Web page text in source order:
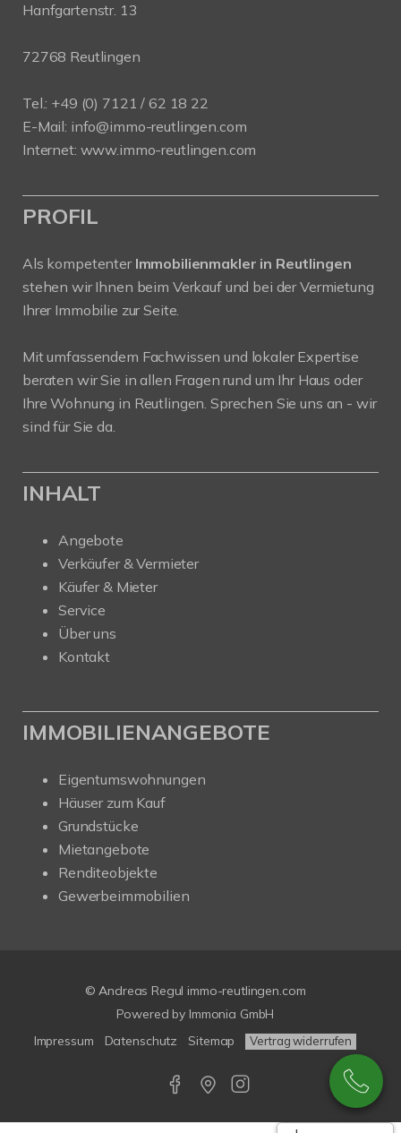
Hanfgartenstr. 13
72768 Reutlingen
Tel.: +49 (0) 7121 / 62 18 22
E-Mail: info@immo-reutlingen.com
Internet: www.immo-reutlingen.com
PROFIL
Als kompetenter Immobilienmakler in Reutlingen
stehen wir Ihnen beim Verkauf und bei der Vermietung
Ihrer Immobilie zur Seite.
Mit umfassendem Fachwissen und lokaler Expertise
beraten wir Sie in allen Fragen rund um Ihr Haus oder
Ihre Wohnung in Reutlingen. Sprechen Sie uns an - wir
sind für Sie da.
INHALT
Angebote
Verkäufer & Vermieter
Käufer & Mieter
Service
Über uns
Kontakt
IMMOBILIENANGEBOTE
Eigentumswohnungen
Häuser zum Kauf
Grundstücke
Mietangebote
Renditeobjekte
Gewerbeimmobilien
© Andreas Regul immo-reutlingen.com
Powered by Immonia GmbH
Impressum
Datenschutz Sitemap Vertrag widerrufen